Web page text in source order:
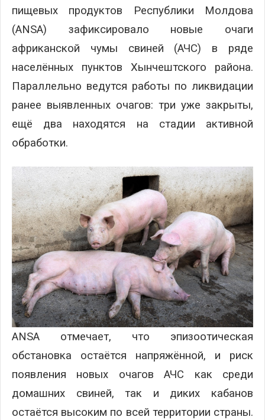
пищевых продуктов Республики Молдова
(ANSA) зафиксировало новые очаги
африканской чумы свиней (АЧС) в ряде
населённых пунктов Хынчештского района.
Параллельно ведутся работы по ликвидации
ранее выявленных очагов: три уже закрыты,
ещё два находятся на стадии активной
обработки.
ANSA отмечает, что эпизоотическая
обстановка остаётся напряжённой, и риск
появления новых очагов АЧС как среди
домашних свиней, так и диких кабанов
остаётся высоким по всей территории страны.